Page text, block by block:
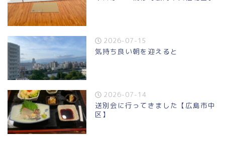
2026-07-15
気持ち良い朝を迎えると
2026-07-14
送別会に行ってきました【広島市中
区】